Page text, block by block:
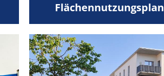
Flächennutzungsplan